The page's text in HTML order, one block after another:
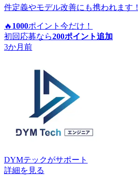
件定義やモデル改善にも携われます！
🔥 1000ポイント 今だけ！
初回応募なら200ポイント追加
3か月前
DYMテックがサポート
詳細を見る